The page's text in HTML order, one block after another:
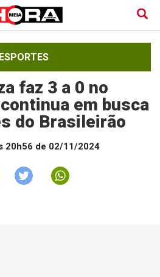
ESPORTES
faz 3 a 0 no
em busca
do Brasileirão
20h56 de 02/11/2024